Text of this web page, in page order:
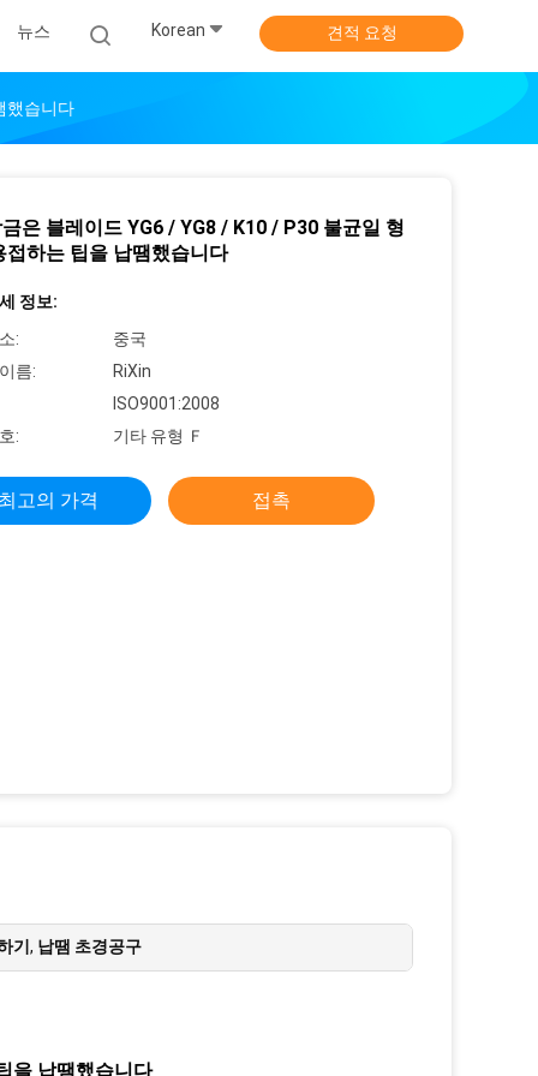
뉴스 Korean 견적 요청
했습니다
은 블레이드 YG6 / YG8 / K10 / P30 불균일 형
접하는 팁을 납땜했습니다
정보:
:
중국
름:
RiXin
ISO9001:2008
:
기타 유형 Ｆ
고의 가격 접촉
기 , 납땜 초경공구
을 납땜했습니다